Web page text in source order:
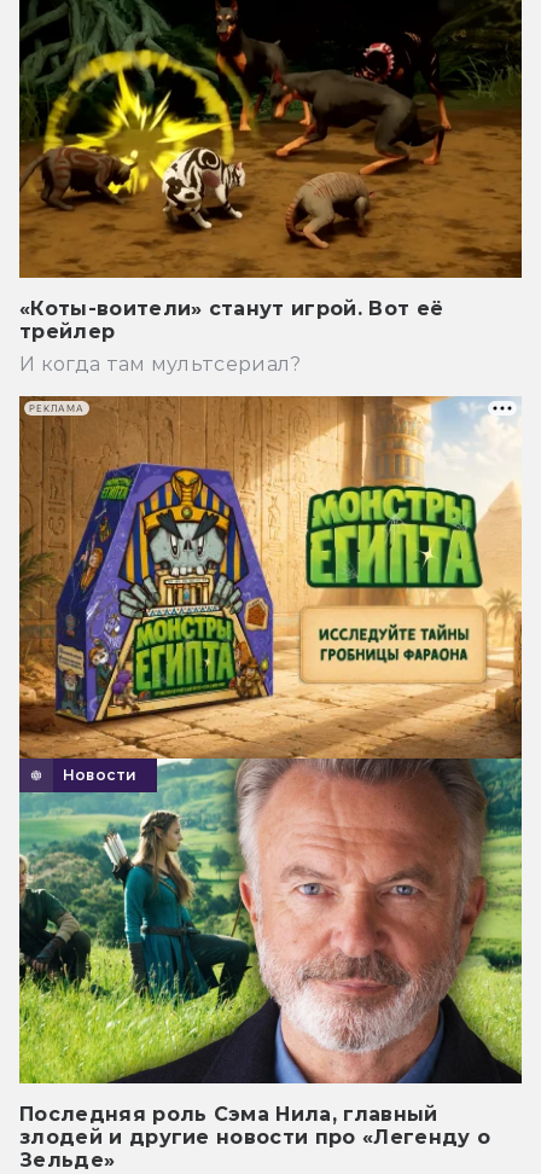
«Коты-воители» станут игрой. Вот её
трейлер
И когда там мультсериал?
Новости
Последняя роль Сэма Нила, главный
злодей и другие новости про «Легенду о
Зельде»
РЕКЛАМА